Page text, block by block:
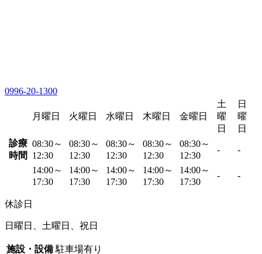
0996-20-1300
月曜日 火曜日 水曜日 木曜日 金曜日
土
曜
日
日
曜
日
診療
時間
08:30～
12:30
08:30～
12:30
08:30～
12:30
08:30～
12:30
08:30～
12:30
- -
14:00～
17:30
14:00～
17:30
14:00～
17:30
14:00～
17:30
14:00～
17:30
- -
休診日
日曜日、土曜日、祝日
施設・設備 駐車場有り